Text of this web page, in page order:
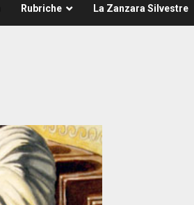
Rubriche La Zanzara Silvestre